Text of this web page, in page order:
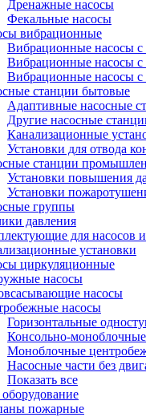
Дренажные насосы
Фекальные насосы
вибрационные
Вибрационные насосы с
Вибрационные насосы с
Вибрационные насосы
станции бытовые
Адаптивные насосные
Другие насосные
Канализационные
Установки для отвода
станции
Установки повышения
Установки
группы
давления
для насосов
установки
циркуляционные
насосы
насосы
насосы
Горизонтальные
Консольно-
Моноблочные
Насосные части без
Показать все
пожарные